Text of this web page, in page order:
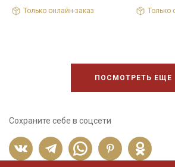
Только онлайн-заказ Только
ПОСМОТРЕТЬ ЕЩЕ
Сохраните себе в соцсети